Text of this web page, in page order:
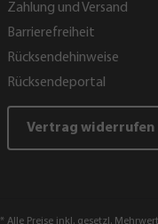
Zahlung und Versand
Barrierefreiheit
Rücksendehinweise
Rücksendeportal
Vertrag widerrufen
* Alle Preise inkl. gesetzl.